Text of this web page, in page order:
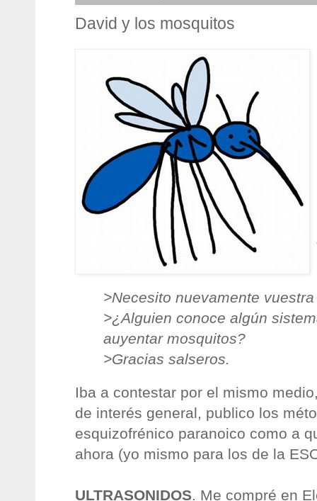
David y los mosquitos
>Necesito nuevamente
>¿Alguien conoce algún
auyentar mosquitos?
>Gracias salseros.
Iba a contestar por el mismo
de interés general, publico los
esquizofrénico paranoico como a
ahora (yo mismo para los de la
ULTRASONIDOS. Me compré en